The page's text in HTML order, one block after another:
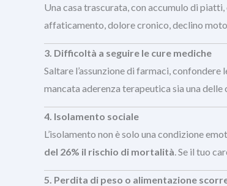
Una casa trascurata, con accumulo di
affaticamento, dolore cronico, declino
3. Difficoltà a seguire le cure mediche
Saltare l’assunzione di farmaci,
mancata aderenza terapeutica sia una
4. Isolamento sociale
L’isolamento non è solo una condizione
del 26% il rischio di mortalità. Se il tuo
5. Perdita di peso o alimentazione